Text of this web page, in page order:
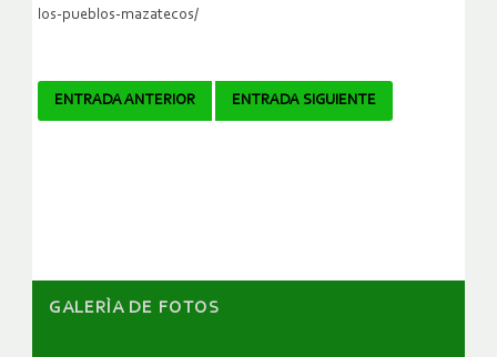
los-pueblos-mazatecos/
Navegador
ENTRADA ANTERIOR ENTRADA SIGUIENTE
GALERÌA DE FOTOS